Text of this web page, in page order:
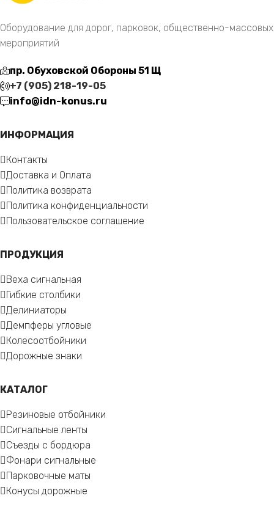
Оборудование для дорог, парковок, общественно-массовых
мероприятий
пр. Обуховской Обороны 51 Щ
+7 (905) 218-19-05
info@idn-konus.ru
ИНФОРМАЦИЯ
Контакты
Доставка и Оплата
Политика возврата
Политика конфиденциальности
Пользовательское соглашение
ПРОДУКЦИЯ
Веха сигнальная
Гибкие столбики
Делиниаторы
Демпферы угловые
Колесоотбойники
Дорожные знаки
КАТАЛОГ
Резиновые отбойники
Сигнальные ленты
Съезды с бордюра
Фонари сигнальные
Парковочные маты
Конусы дорожные